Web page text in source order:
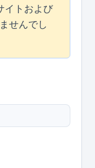
イトおよび
せんでし